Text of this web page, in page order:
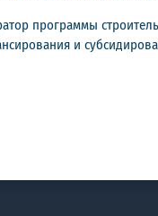
программы
и